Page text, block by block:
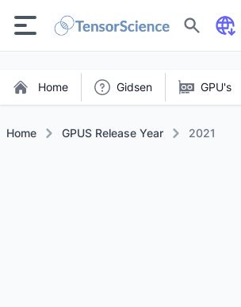
Zoeken
Home Gidsen GPU's
Home GPUS Release Year 2021